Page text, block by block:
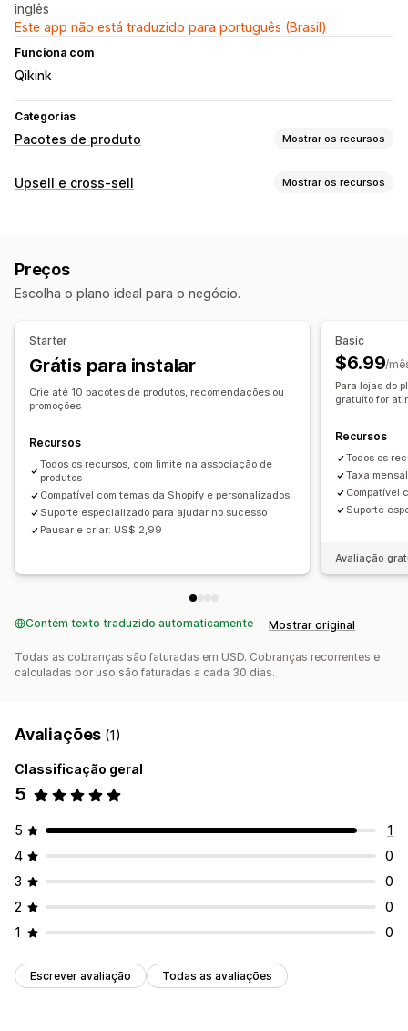
inglês
Este app não está traduzido para português (Brasil)
Funciona com
Qikink
Categorias
Pacotes de produto Mostrar os recursos
Tipos de pacotes
Produtos frequentemente comprados juntos
Produtos relacionados Produtos físicos
Preços que você pode definir
Descontos percentuais
Upsell e cross-sell Mostrar os recursos
CSS personalizado
Editor de arrastar e soltar
Recomendações de produtos
Produtos frequentemente comprados juntos
Descontos por volume
Recomendações de IA
Análises
Desempenho da recomendação
Preços
Escolha o plano ideal para o negócio.
Starter
Grátis para instalar
Crie até 10 pacotes de produtos, recomendações ou
promoções
Recursos
Todos os recursos, com limite na associação de
produtos
Compatível com temas da Shopify e personalizados
Suporte especializado para ajudar no sucesso
Pausar e criar: US$ 2,99
Basic
$6.99/
Para lojas do
gratuito for
Recursos
Todos os
Taxa
Compatível
Suporte
Avaliação
Contém texto traduzido automaticamente Mostrar original
Todas as cobranças são faturadas em USD. Cobranças recorrentes e
calculadas por uso são faturadas a cada 30 dias.
Avaliações (1)
Classificação geral
5
5
1
4
0
3
0
2
0
1
0
Escrever avaliação Todas as avaliações